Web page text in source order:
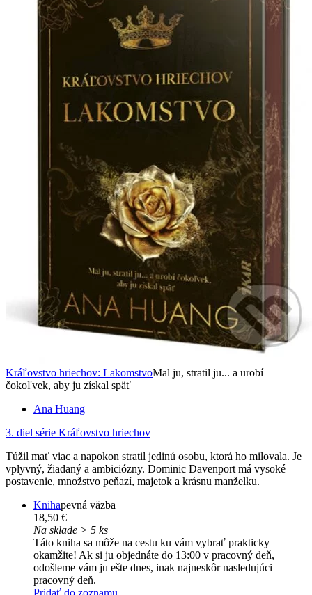
Kráľovstvo hriechov: LakomstvoMal ju, stratil ju... a urobí
čokoľvek, aby ju získal späť
Ana Huang
3. diel série Kráľovstvo hriechov
Túžil mať viac a napokon stratil jedinú osobu, ktorá ho milovala. Je
vplyvný, žiadaný a ambiciózny. Dominic Davenport má vysoké
postavenie, množstvo peňazí, majetok a krásnu manželku.
Knihapevná väzba
18,50 €
Na sklade > 5 ks
Táto kniha sa môže na cestu ku vám vybrať prakticky
okamžite! Ak si ju objednáte do 13:00 v pracovný deň,
odošleme vám ju ešte dnes, inak najneskôr nasledujúci
pracovný deň.